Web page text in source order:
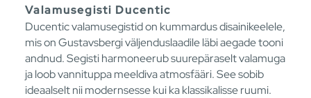
Valamusegisti Ducentic
Ducentic valamusegistid on kummardus disainikeelele,
mis on Gustavsbergi väljenduslaadile läbi aegade tooni
andnud. Segisti harmoneerub suurepäraselt valamuga
ja loob vannituppa meeldiva atmosfääri. See sobib
ideaalselt nii modernsesse kui ka klassikalisse ruumi.